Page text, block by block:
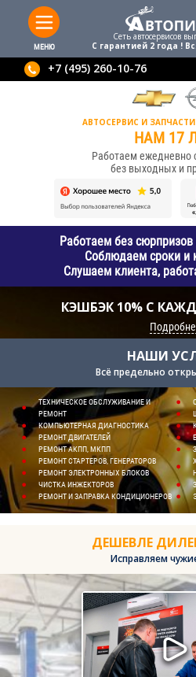
МЕНЮ
Сеть автосервисов
С гарантией 2 года !
+7 (495) 260-10-76
АВТОСЕРВИС И
НАМ 17
Работаем ежедневно
без выходных и
Работаем без сюрпризов
Соблюдаем сроки и
Слушаем клиента,
КЭШБЭК 10% С
НАШИ
Всё предельно
ТЕХНИЧЕСКОЕ ОБСЛУЖИВАНИЕ И
РЕМОНТ
КОМПЬЮТЕРНАЯ ДИАГНОСТИКА
РЕМОНТ ДВИГАТЕЛЕЙ
РЕМОНТ АКПП, МКПП
РЕМОНТ СТАРТЕРОВ, ГЕНЕРАТОРОВ
РЕМОНТ ЭЛЕКТРОННЫХ БЛОКОВ
ЧИСТКА ИНЖЕКТОРОВ
РЕМОНТ И ЗАПРАВКА КОНДИЦИОНЕРОВ
ДЕШЕВЛЕ
Исправляем